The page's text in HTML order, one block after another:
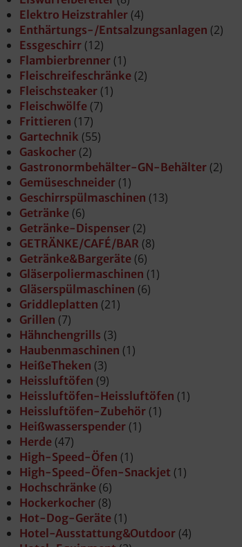
Elektro Heizstrahler (4)
Enthärtungs-/Entsalzungsanlagen (2)
Essgeschirr (12)
Flambierbrenner (1)
Fleischreifeschränke (2)
Fleischsteaker (1)
Fleischwölfe (7)
Frittieren (17)
Gartechnik (55)
Gaskocher (2)
Gastronormbehälter-GN-Behälter (2)
Gemüseschneider (1)
Geschirrspülmaschinen (13)
Getränke (6)
Getränke-Dispenser (2)
GETRÄNKE/CAFÉ/BAR (8)
Getränke&Bargeräte (6)
Gläserpoliermaschinen (1)
Gläserspülmaschinen (6)
Griddleplatten (21)
Grillen (7)
Hähnchengrills (3)
Haubenmaschinen (1)
HeißeTheken (3)
Heissluftöfen (9)
Heissluftöfen-Heissluftöfen (1)
Heissluftöfen-Zubehör (1)
Heißwasserspender (1)
Herde (47)
High-Speed-Öfen (1)
High-Speed-Öfen-Snackjet (1)
Hochschränke (6)
Hockerkocher (8)
Hot-Dog-Geräte (1)
Hotel-Ausstattung&Outdoor (4)